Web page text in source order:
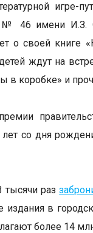
игре-
46 имени И.З.
о своей книге
ждут на
коробке» и
лет со дня
тысячи раз
в
более 14